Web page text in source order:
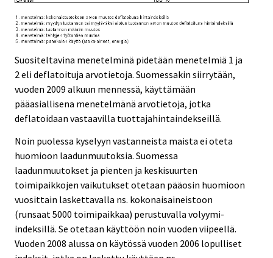
Suositeltavina menetelminä pidetään menetelmiä 1 ja
2 eli deflatoituja arvotietoja. Suomessakin siirrytään,
vuoden 2009 alkuun mennessä, käyttämään
pääasiallisena menetelmänä arvotietoja, jotka
deflatoidaan vastaavilla tuottajahintaindekseillä.
Noin puolessa kyselyyn vastanneista maista ei oteta
huomioon laadunmuutoksia. Suomessa
laadunmuutokset ja pienten ja keskisuurten
toimipaikkojen vaikutukset otetaan pääosin huomioon
vuosittain laskettavalla ns. kokonaisaineistoon
(runsaat 5000 toimipaikkaa) perustuvalla volyymi-
indeksillä. Se otetaan käyttöön noin vuoden viipeellä.
Vuoden 2008 alussa on käytössä vuoden 2006 lopulliset